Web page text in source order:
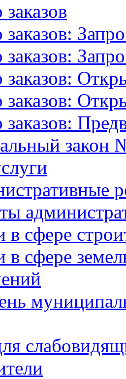
заказов
заказов:
заказов:
заказов:
заказов:
заказов:
закон
в сфере
в сфере